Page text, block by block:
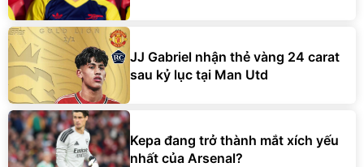
JJ Gabriel nhận thẻ vàng 24 carat
sau kỷ lục tại Man Utd
Kepa đang trở thành mắt xích yếu
nhất của Arsenal?